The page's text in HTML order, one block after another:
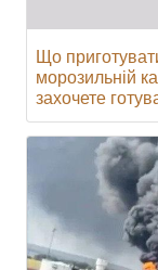
Що
морозильній
захочете